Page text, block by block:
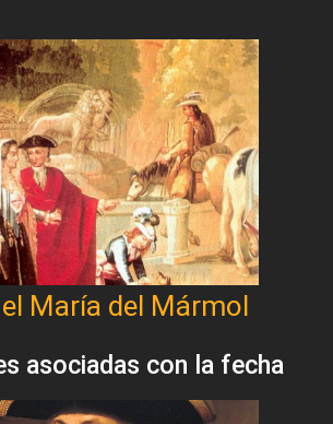
María del Mármol
asociadas con la fecha